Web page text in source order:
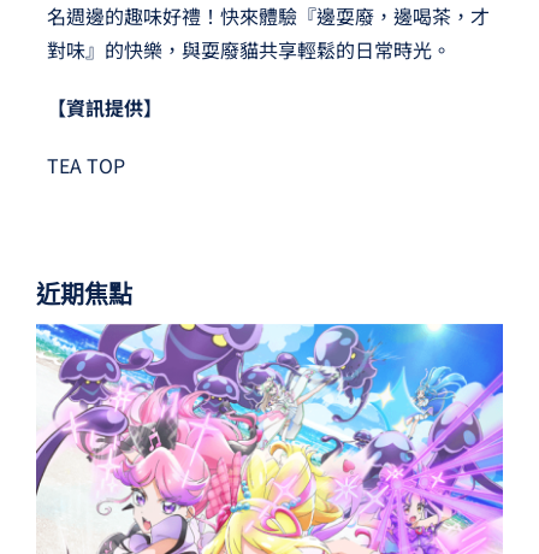
名週邊的趣味好禮！快來體驗『邊耍廢，邊喝茶，才
對味』的快樂，與耍廢貓共享輕鬆的日常時光。
【資訊提供】
TEA TOP
近期焦點